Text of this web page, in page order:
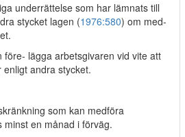
underrättelse som har lämnats till
stycket lagen (1976:580) om med-
före- lägga arbetsgivaren vid vite att
andra stycket.
som kan medföra
en månad i förväg.